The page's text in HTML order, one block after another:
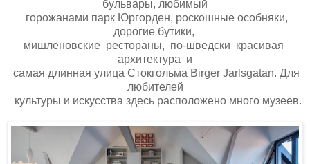
бульвары, любимый
горожанами парк Юргорден, роскошные особняки,
дорогие бутики,
мишленовские рестораны, по-шведски красивая
архитектура и
самая длинная улица Стокгольма Birger Jarlsgatan. Для
любителей
культуры и искусства здесь расположено много музеев.